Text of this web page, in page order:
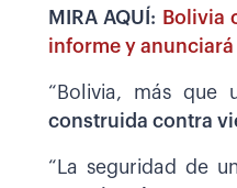
MIRA AQUÍ: Bolivia
informe y
“Bolivia, más que
construida contra
“La seguridad de